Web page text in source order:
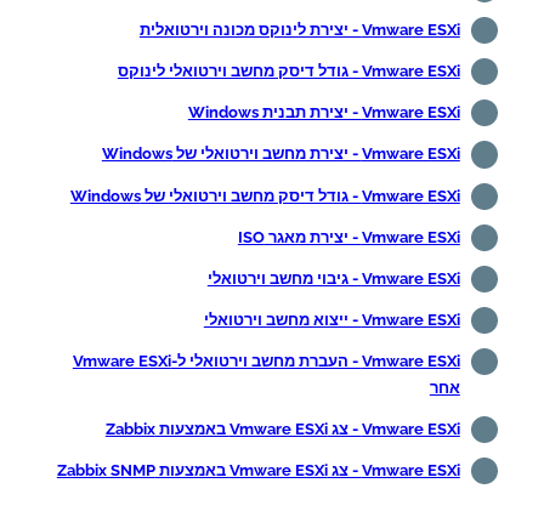
Vmware ESXi - יצירת לינוקס מכונה וירטואלית
Vmware ESXi - גודל דיסק מחשב וירטואלי לינוקס
Vmware ESXi - יצירת תבנית Windows
Vmware ESXi - יצירת מחשב וירטואלי של Windows
Vmware ESXi - גודל דיסק מחשב וירטואלי של Windows
Vmware ESXi - יצירת מאגר ISO
Vmware ESXi - גיבוי מחשב וירטואלי
Vmware ESXi - ייצוא מחשב וירטואלי
Vmware ESXi - העברת מחשב וירטואלי ל-Vmware ESXi
Vmware ESXi - צג Vmware ESXi באמצעות Zabbix
Vmware ESXi - צג Vmware ESXi באמצעות Zabbix SNMP